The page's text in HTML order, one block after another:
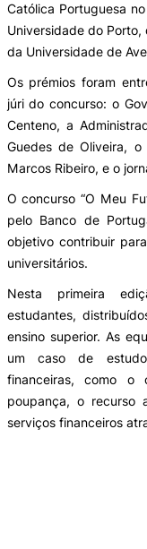
Católica Portuguesa
Universidade do Porto,
da Universidade de
Os prémios foram
júri do concurso: o
Centeno, a
Guedes de Oliveira,
Marcos Ribeiro, e o
O concurso “O Meu
pelo Banco de
objetivo contribuir
universitários.
Nesta primeira
estudantes,
ensino superior. As
um caso de
financeiras, como o
poupança, o
serviços financeiros